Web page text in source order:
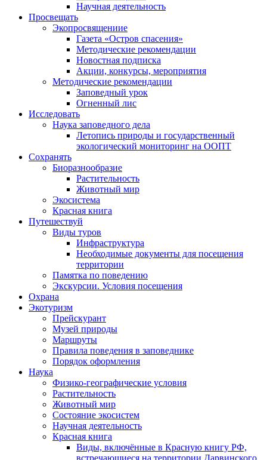
Научная деятельность
Просвещать
Экопросвящениие
Газета «Остров спасения»
Методические рекомендации
Новостная подписка
Акции, конкурсы, мероприятия
Методические рекомендации
Заповедный урок
Огненный лис
Исследовать
Наука заповедного дела
Летопись природы и государственный
экологический мониторинг на ООПТ
Сохранять
Биоразнообразие
Растительность
Животный мир
Экосистема
Красная книга
Путешествуй
Виды туров
Инфраструктура
Необходимые документы для посещения
территории
Памятка по поведению
Экскурсии. Условия посещения
Охрана
Экотуризм
Прейскурант
Музей природы
Маршруты
Правила поведения в заповеднике
Порядок оформления
Наука
Физико-географические условия
Растительность
Животный мир
Состояние экосистем
Научная деятельность
Красная книга
Виды, включённые в Красную книгу РФ,
встречающиеся на территории Дарвинского